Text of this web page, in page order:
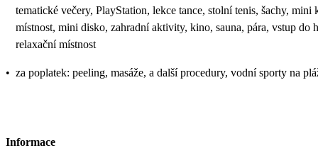
tematické večery, PlayStation, lekce tance, stolní tenis, šachy, mini
místnost, mini disko, zahradní aktivity, kino, sauna, pára, vstup do
relaxační místnost
• za poplatek: peeling, masáže, a další procedury, vodní sporty na
Informace